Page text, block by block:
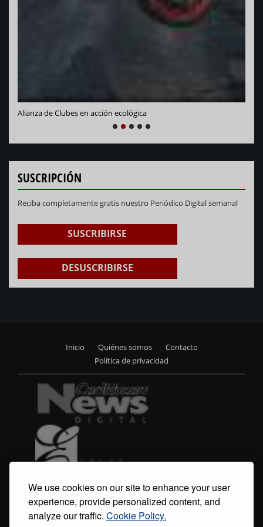
We use cookies on our site to enhance your user
experience, provide personalized content, and
analyze our traffic. Cookie Policy.
PREVIOUS
SUSCRIPCIÓN
Reciba completamente gratis nuestro Periódico Digital semanal
SUSCRIBIRSE
DESUSCRIBIRSE
menu
Inicio Quiénes somos
Contacto
Política de privacidad